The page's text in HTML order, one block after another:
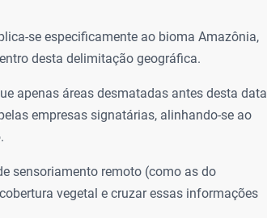
se especificamente ao bioma Amazônia,
desta delimitação geográfica.
apenas áreas desmatadas antes desta data
empresas signatárias, alinhando-se ao
sensoriamento remoto (como as do
vegetal e cruzar essas informações